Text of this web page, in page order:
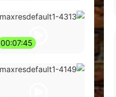
00:07:45